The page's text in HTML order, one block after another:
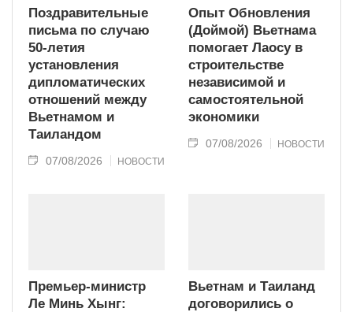
Поздравительные
письма по случаю
50-летия
установления
дипломатических
отношений между
Вьетнамом и
Таиландом
07/08/2026 НОВОСТИ
Опыт Обновления
(Доймой) Вьетнама
помогает Лаосу в
строительстве
независимой и
самостоятельной
экономики
07/08/2026 НОВОСТИ
Премьер-министр
Ле Минь Хынг:
Вьетнам и Таиланд
договорились о